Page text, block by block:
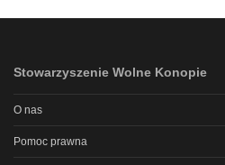
Stowarzyszenie Wolne Konopie
O nas
Pomoc prawna